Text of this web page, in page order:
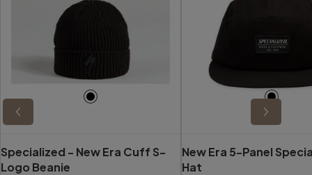
Specialized - New Era Cuff S-
Logo Beanie
New Era 5-Panel
Hat